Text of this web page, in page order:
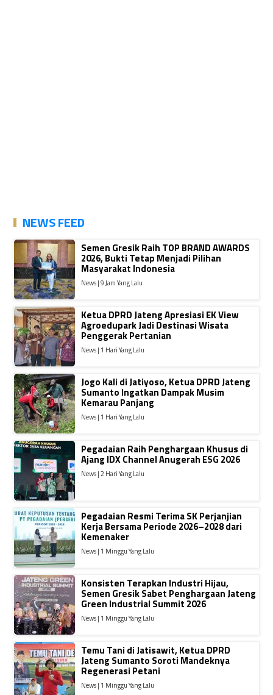
NEWS FEED
Semen Gresik Raih TOP BRAND AWARDS
2026, Bukti Tetap Menjadi Pilihan
Masyarakat Indonesia
News | 9 Jam Yang Lalu
Ketua DPRD Jateng Apresiasi EK View
Agroedupark Jadi Destinasi Wisata
Penggerak Pertanian
News | 1 Hari Yang Lalu
Jogo Kali di Jatiyoso, Ketua DPRD Jateng
Sumanto Ingatkan Dampak Musim
Kemarau Panjang
News | 1 Hari Yang Lalu
Pegadaian Raih Penghargaan Khusus di
Ajang IDX Channel Anugerah ESG 2026
News | 2 Hari Yang Lalu
Pegadaian Resmi Terima SK Perjanjian
Kerja Bersama Periode 2026–2028 dari
Kemenaker
News | 1 Minggu Yang Lalu
Konsisten Terapkan Industri Hijau,
Semen Gresik Sabet Penghargaan Jateng
Green Industrial Summit 2026
News | 1 Minggu Yang Lalu
Temu Tani di Jatisawit, Ketua DPRD
Jateng Sumanto Soroti Mandeknya
Regenerasi Petani
News | 1 Minggu Yang Lalu